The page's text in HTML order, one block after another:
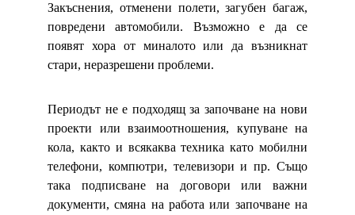
Закъснения, отменени полети, загубен багаж,
повредени автомобили. Възможно е да се
появят хора от миналото или да възникнат
стари, неразрешени проблеми.
Периодът не е подходящ за започване на нови
проекти или взаимоотношения, купуване на
кола, както и всякаква техника като мобилни
телефони, компютри, телевизори и пр. Също
така подписване на договори или важни
документи, смяна на работа или започване на